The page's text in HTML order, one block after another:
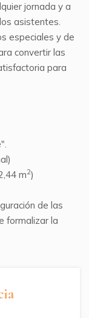
jornada y a
asistentes.
especiales y de
convertir las
para
m2)
de las
formalizar la